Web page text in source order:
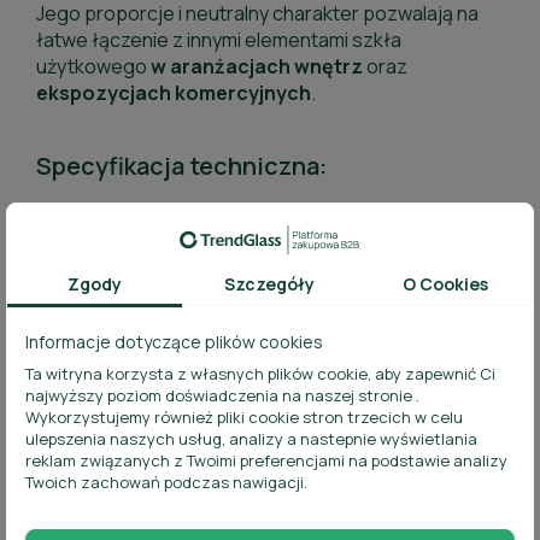
Jego proporcje i neutralny charakter pozwalają na
łatwe łączenie z innymi elementami szkła
użytkowegow aranżacjach wnętrz oraz
ekspozycjach komercyjnych.
Specyfikacja techniczna:
Pojemność całkowita:1813 ml
Wysokość:
200 mm
Waga jednostkowa:
632 g
Materiał:szkło sodowo-wapniowe
Możliwość personalizacji:brak
Odporność termiczna:szkło niehartowane,
Zgody Szczegóły O Cookies
Informacje dotyczące plików cookies
Ta witryna korzysta z własnych plików cookie, aby zapewnić Ci
najwyższy poziom doświadczenia na naszej stronie .
Wykorzystujemy również pliki cookie stron trzecich w celu
ulepszenia naszych usług, analizy a nastepnie wyświetlania
reklam związanych z Twoimi preferencjami na podstawie analizy
Twoich zachowań podczas nawigacji.